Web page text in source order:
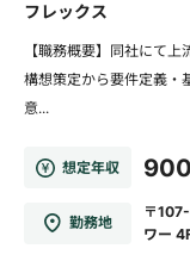
フレックス
【職務概要】同社にて
構想策定から要件定義・
意...
想定年収 900
勤務地
〒
ワー